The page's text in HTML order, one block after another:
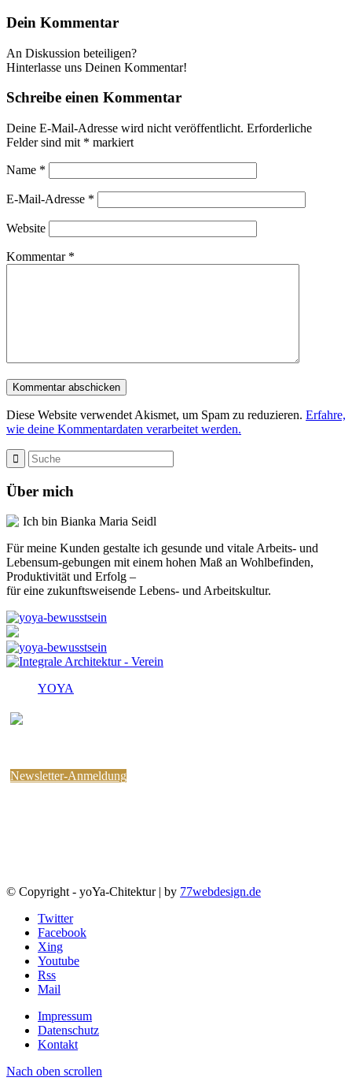
Dein Kommentar
An Diskussion beteiligen?
Hinterlasse uns Deinen Kommentar!
Schreibe einen Kommentar
Deine E-Mail-Adresse wird nicht veröffentlicht. Erforderliche
Felder sind mit * markiert
Name *
E-Mail-Adresse *
Website
Kommentar *
Diese Website verwendet Akismet, um Spam zu reduzieren. Erfahre,
wie deine Kommentardaten verarbeitet werden.
Über mich
Ich bin Bianka Maria Seidl
Für meine Kunden gestalte ich gesunde und vitale Arbeits- und
Lebensum-gebungen mit einem hohen Maß an Wohlbefinden,
Produktivität und Erfolg –
für eine zukunftsweisende Lebens- und Arbeitskultur.
YOYA
Newsletter-Anmeldung
© Copyright - yoYa-Chitektur | by 77webdesign.de
Twitter
Facebook
Xing
Youtube
Rss
Mail
Impressum
Datenschutz
Kontakt
Nach oben scrollen